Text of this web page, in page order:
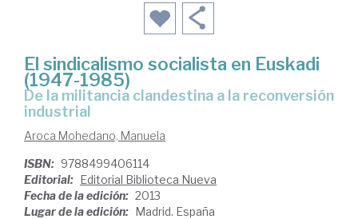
El sindicalismo socialista en Euskadi
(1947-1985)
de la militancia clandestina a la reconversión
industrial
Aroca Mohedano, Manuela
ISBN: 9788499406114
Editorial: Editorial Biblioteca Nueva
Fecha de la edición: 2013
Lugar de la edición: Madrid. España